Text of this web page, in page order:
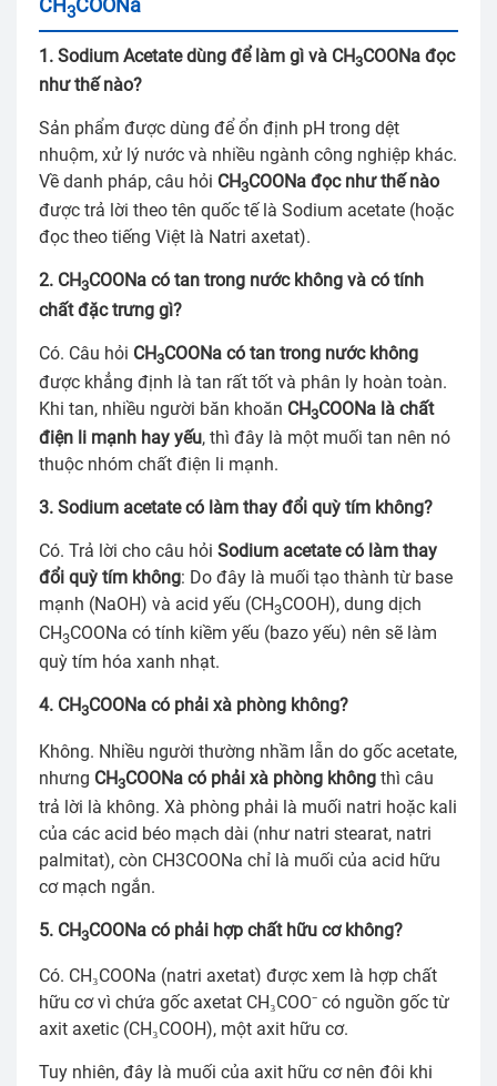
CH3COONa
1. Sodium Acetate dùng để làm gì và CH3COONa đọc
như thế nào?
Sản phẩm được dùng để ổn định pH trong dệt
nhuộm, xử lý nước và nhiều ngành công nghiệp khác.
Về danh pháp, câu hỏi CH3COONa đọc như thế nào
được trả lời theo tên quốc tế là Sodium acetate (hoặc
đọc theo tiếng Việt là Natri axetat).
2. CH3COONa có tan trong nước không và có tính
chất đặc trưng gì?
Có. Câu hỏi CH3COONa có tan trong nước không
được khẳng định là tan rất tốt và phân ly hoàn toàn.
Khi tan, nhiều người băn khoăn CH3COONa là chất
điện li mạnh hay yếu, thì đây là một muối tan nên nó
thuộc nhóm chất điện li mạnh.
3. Sodium acetate có làm thay đổi quỳ tím không?
Có. Trả lời cho câu hỏi Sodium acetate có làm thay
đổi quỳ tím không: Do đây là muối tạo thành từ base
mạnh (NaOH) và acid yếu (CH3COOH), dung dịch
CH3COONa có tính kiềm yếu (bazo yếu) nên sẽ làm
quỳ tím hóa xanh nhạt.
4. CH3COONa có phải xà phòng không?
Không. Nhiều người thường nhầm lẫn do gốc acetate,
nhưng CH3COONa có phải xà phòng không thì câu
trả lời là không. Xà phòng phải là muối natri hoặc kali
của các acid béo mạch dài (như natri stearat, natri
palmitat), còn CH3COONa chỉ là muối của acid hữu
cơ mạch ngắn.
5. CH3COONa có phải hợp chất hữu cơ không?
Có. CH₃COONa (natri axetat) được xem là hợp chất
hữu cơ vì chứa gốc axetat CH₃COO⁻ có nguồn gốc từ
axit axetic (CH₃COOH), một axit hữu cơ.
Tuy nhiên, đây là muối của axit hữu cơ nên đôi khi